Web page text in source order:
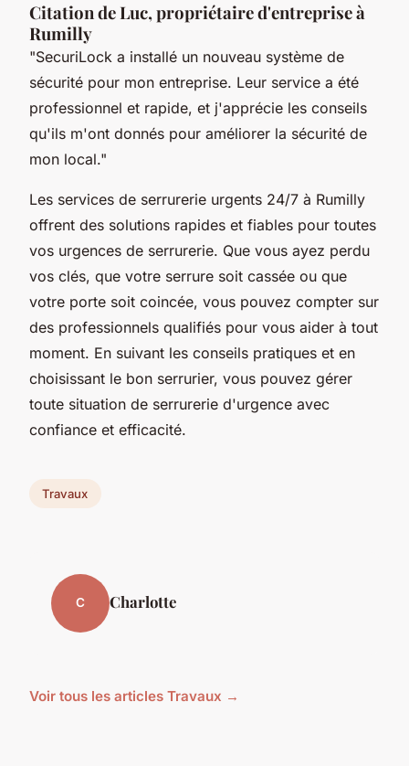
Citation de Luc, propriétaire d'entreprise à
Rumilly
"SecuriLock a installé un nouveau système de
sécurité pour mon entreprise. Leur service a été
professionnel et rapide, et j'apprécie les conseils
qu'ils m'ont donnés pour améliorer la sécurité de
mon local."
Les services de serrurerie urgents 24/7 à Rumilly
offrent des solutions rapides et fiables pour toutes
vos urgences de serrurerie. Que vous ayez perdu
vos clés, que votre serrure soit cassée ou que
votre porte soit coincée, vous pouvez compter sur
des professionnels qualifiés pour vous aider à tout
moment. En suivant les conseils pratiques et en
choisissant le bon serrurier, vous pouvez gérer
toute situation de serrurerie d'urgence avec
confiance et efficacité.
Travaux
C Charlotte
Voir tous les articles Travaux →